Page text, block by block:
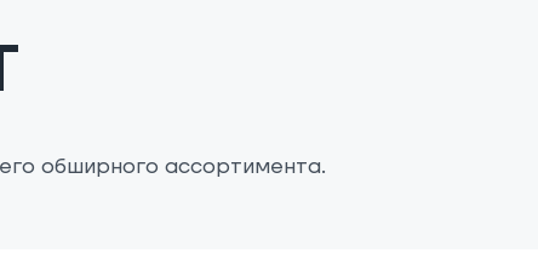
обширного ассортимента.